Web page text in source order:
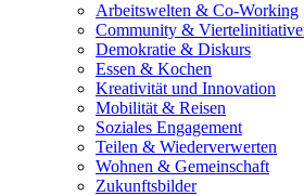
Arbeitswelten & Co-Working
Community &
Demokratie & Diskurs
Essen & Kochen
Kreativität und Innovation
Mobilität & Reisen
Soziales Engagement
Teilen & Wiederverwerten
Wohnen & Gemeinschaft
Zukunftsbilder